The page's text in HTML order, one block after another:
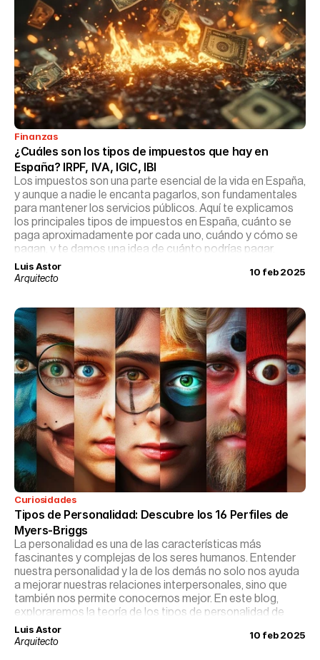
Finanzas
¿Cuáles son los tipos de impuestos que hay en
España? IRPF, IVA, IGIC, IBI
Los impuestos son una parte esencial de la vida en España,
y aunque a nadie le encanta pagarlos, son fundamentales
para mantener los servicios públicos. Aquí te explicamos
los principales tipos de impuestos en España, cuánto se
paga aproximadamente por cada uno, cuándo y cómo se
pagan, y te damos una idea de cuánto podrías pagar.
Luis Astor
Arquitecto
10 feb 2025
Curiosidades
Tipos de Personalidad: Descubre los 16 Perfiles de
Myers-Briggs
La personalidad es una de las características más
fascinantes y complejas de los seres humanos. Entender
nuestra personalidad y la de los demás no solo nos ayuda
a mejorar nuestras relaciones interpersonales, sino que
también nos permite conocernos mejor. En este blog,
exploraremos la teoría de los tipos de personalidad de
Myers-Briggs, una herramienta ampliamente utilizada en
psicología para comprender las diversas formas en que las
Luis Astor
Arquitecto
10 feb 2025